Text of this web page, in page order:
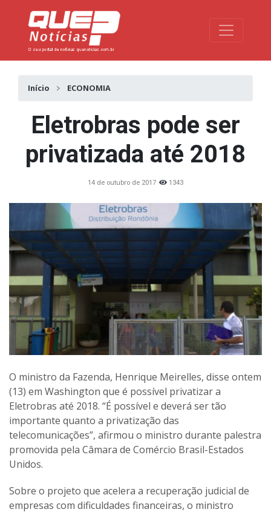
Toggle
Início ECONOMIA
Eletrobras pode ser
privatizada até 2018
14 de outubro de 2017 1343
O ministro da Fazenda, Henrique Meirelles, disse ontem
(13) em Washington que é possível privatizar a
Eletrobras até 2018. “É possível e deverá ser tão
importante quanto a privatização das
telecomunicações”, afirmou o ministro durante palestra
promovida pela Câmara de Comércio Brasil-Estados
Unidos.
Sobre o projeto que acelera a recuperação judicial de
empresas com dificuldades financeiras, o ministro